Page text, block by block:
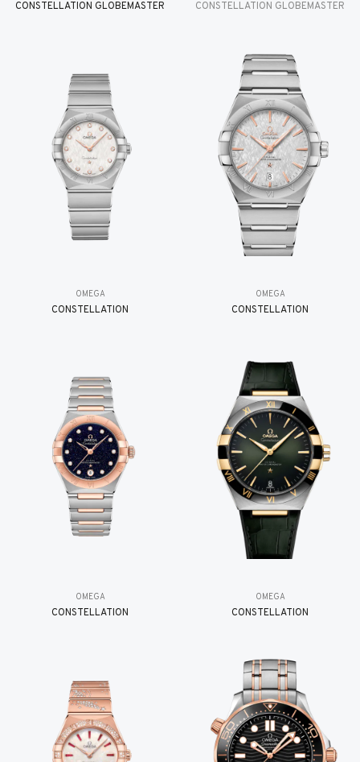
CONSTELLATION GLOBEMASTER CONSTELLATION GLOBEMASTER
OMEGA
CONSTELLATION
OMEGA
CONSTELLATION
OMEGA
CONSTELLATION
OMEGA
CONSTELLATION